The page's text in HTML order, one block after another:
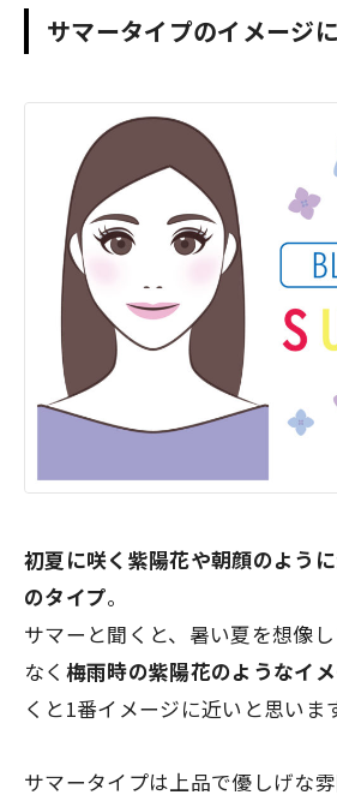
サマータイプのイメージ
初夏に咲く紫陽花や朝顔のよう
のタイプ。
サマーと聞くと、暑い夏を想像
なく 梅雨時の紫陽花のようなイ
くと1番イメージに近いと思います
サマータイプは上品で優しげな